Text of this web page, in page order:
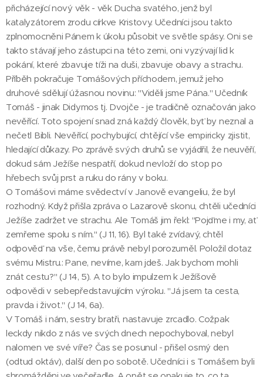
přicházející nový věk - věk Ducha svatého, jenž byl
katalyzátorem zrodu církve Kristovy. Učedníci jsou takto
zplnomocněni Pánem k úkolu působit ve světle spásy. Oni se
takto stávají jeho zástupci na této zemi, oni vyzývají lid k
pokání, které zbavuje tíži na duši, zbavuje obavy a strachu.
Příběh pokračuje Tomášových příchodem, jemuž jeho
druhové sdělují úžasnou novinu: "Viděli jsme Pána." Učedník
Tomáš - jinak Didymos tj. Dvojče - je tradičně označován jako
nevěřící. Toto spojení snad zná každý člověk, byť by neznal a
nečetl Bibli. Nevěřící, pochybující, chtějící vše empiricky zjistit,
hledající důkazy. Po zprávě svých druhů se vyjádřil, že neuvěří,
dokud sám Ježíše nespatří, dokud nevloží do stop po
hřebech svůj prst a ruku do rány v boku.
O Tomášovi máme svědectví v Janově evangeliu, že byl
rozhodný. Když přišla zpráva o Lazarově skonu, chtěli učedníci
Ježíše zadržet ve strachu. Ale Tomáš jim řekl: "Pojďme i my, ať
zemřeme spolu s ním." (J 11, 16). Byl také zvídavý, chtěl
odpověď na vše, čemu právě nebyl porozuměl. Položil dotaz
svému Mistru.: Pane, nevíme, kam jdeš. Jak bychom mohli
znát cestu?" (J 14, 5). A to bylo impulzem k Ježíšově
odpovědi v sebepředstavujícím výroku. "Já jsem ta cesta,
pravda i život." (J 14, 6a).
V Tomáš i nám, sestry bratři, nastavuje zrcadlo. Cožpak
leckdy nikdo z nás ve svých dnech nepochyboval, nebyl
nalomen ve své víře? Čas se posunul - přišel osmý den
(odtud oktáv), další den po sobotě. Učedníci i s Tomášem byli